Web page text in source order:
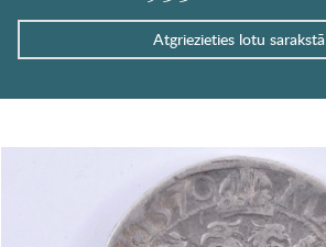
Atgriezieties lotu sarakstā